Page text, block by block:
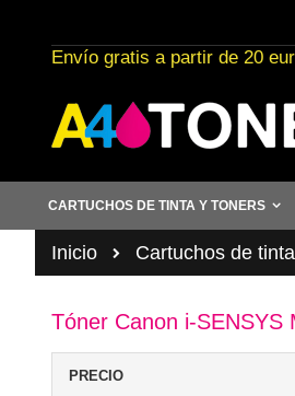
al
contenido
Envío gratis a partir de 20
CARTUCHOS DE TINTA Y TONERS
Inicio Cartuchos de
Tóner Canon i-SENSYS
PRECIO